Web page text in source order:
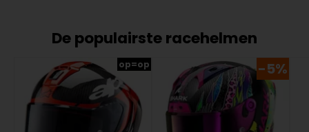
De populairste racehelmen
op=op -5%